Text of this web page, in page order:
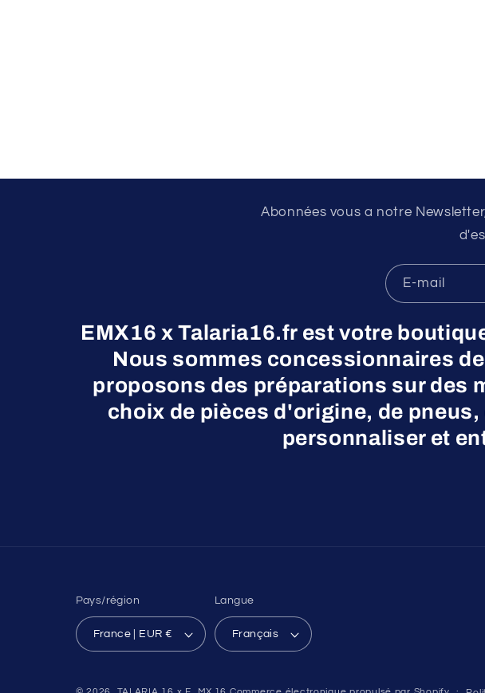
Abonnées vous a notre
E-mail
EMX16 x Talaria16.fr est votre
Nous sommes concessionnaires
proposons des préparations sur des
choix de pièces d'origine, de
personnaliser et
Pays/région
France | EUR €
Langue
Français